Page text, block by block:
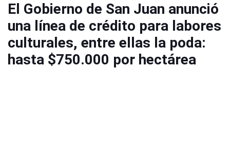
El Gobierno de San Juan anunció
una línea de crédito para labores
culturales, entre ellas la poda:
hasta $750.000 por hectárea